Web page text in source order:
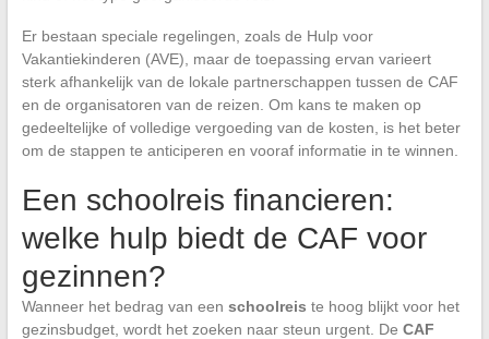
Er bestaan speciale regelingen, zoals de Hulp voor
Vakantiekinderen (AVE), maar de toepassing ervan varieert
sterk afhankelijk van de lokale partnerschappen tussen de CAF
en de organisatoren van de reizen. Om kans te maken op
gedeeltelijke of volledige vergoeding van de kosten, is het beter
om de stappen te anticiperen en vooraf informatie in te winnen.
Een schoolreis financieren:
welke hulp biedt de CAF voor
gezinnen?
Wanneer het bedrag van een schoolreis te hoog blijkt voor het
gezinsbudget, wordt het zoeken naar steun urgent. De CAF